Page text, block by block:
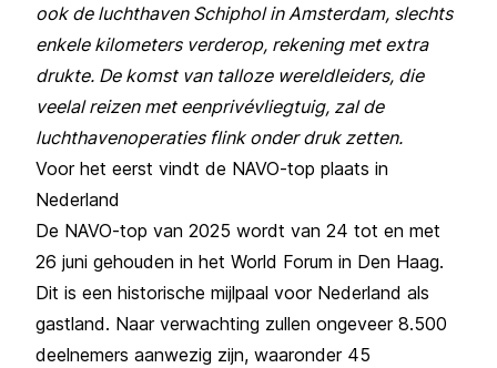
ook de luchthaven Schiphol in Amsterdam, slechts
enkele kilometers verderop, rekening met extra
drukte. De komst van talloze wereldleiders, die
veelal reizen met eenprivévliegtuig, zal de
luchthavenoperaties flink onder druk zetten.
Voor het eerst vindt de NAVO-top plaats in
Nederland
De NAVO-top van 2025 wordt van 24 tot en met
26 juni gehouden in het World Forum in Den Haag.
Dit is een historische mijlpaal voor Nederland als
gastland. Naar verwachting zullen ongeveer 8.500
deelnemers aanwezig zijn, waaronder 45